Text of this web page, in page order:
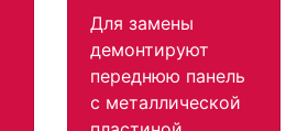
Для замены
демонтируют
переднюю панель
с металлической